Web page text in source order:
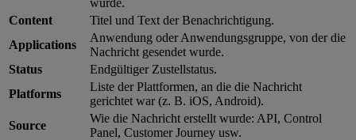
wurde.
Content
Titel und Text der Benachrichtigung.
Applications
Anwendung oder Anwendungsgruppe, von der die
Nachricht gesendet wurde.
Status
Endgültiger Zustellstatus.
Platforms
Liste der Plattformen, an die die Nachricht
gerichtet war (z. B. iOS, Android).
Source
Wie die Nachricht erstellt wurde: API, Control
Panel, Customer Journey usw.